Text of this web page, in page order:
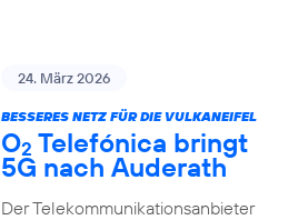
24. März 2026
BESSERES NETZ FÜR DIE VULKANEIFEL
O2 Telefónica bringt
5G nach Auderath
Der Telekommunikationsanbieter